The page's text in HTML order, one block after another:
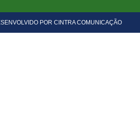
POR CINTRA COMUNICAÇÃO